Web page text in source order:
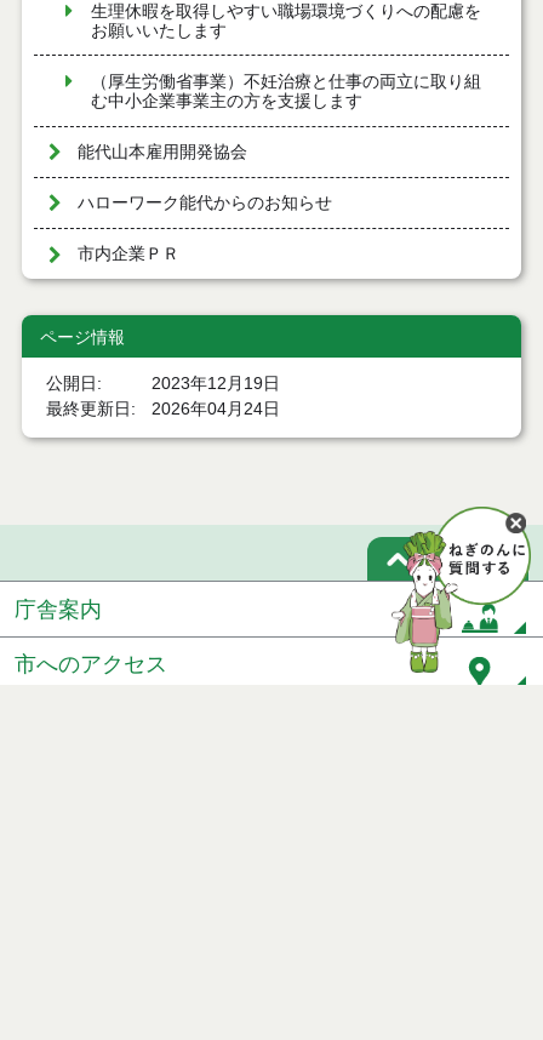
生理休暇を取得しやすい職場環境づくりへの配慮を
お願いいたします
（厚生労働省事業）不妊治療と仕事の両立に取り組
む中小企業事業主の方を支援します
能代山本雇用開発協会
ハローワーク能代からのお知らせ
市内企業ＰＲ
ページ情報
公開日
2023年12月19日
最終更新日
2026年04月24日
ページトップ
庁舎案内
市へのアクセス